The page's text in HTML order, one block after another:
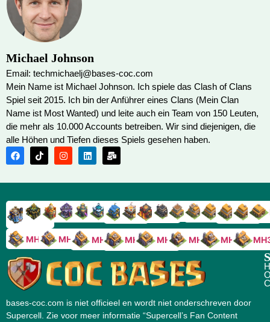
Michael Johnson
Email: techmichaelj@bases-coc.com
Mein Name ist Michael Johnson. Ich spiele das Clash of Clans
Spiel seit 2015. Ich bin der Anführer eines Clans (Mein Clan
Name ist Most Wanted) und leite auch ein Team von 150 Leuten,
die mehr als 10.000 Accounts betreiben. Wir sind diejenigen, die
alle Höhen und Tiefen dieses Spiels gesehen haben.
RH18RH17RH16RH15RH14RH13RH12RH11RH10RH9RH8RH7RH6RH5RH4
MH10 MH9 MH8 MH7 MH6 MH5 MH4
bases-coc.com is niet officieel en wordt niet onderschreven door
Supercell. Zie voor meer informatie “Supercell’s Fan Content